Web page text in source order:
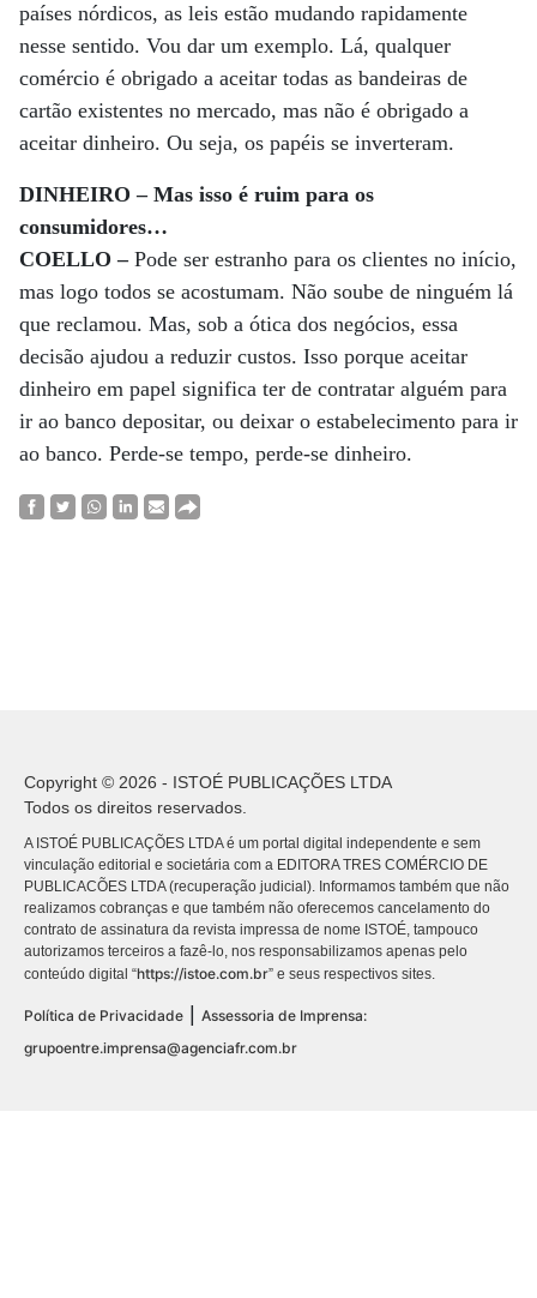
países nórdicos, as leis estão mudando rapidamente
nesse sentido. Vou dar um exemplo. Lá, qualquer
comércio é obrigado a aceitar todas as bandeiras de
cartão existentes no mercado, mas não é obrigado a
aceitar dinheiro. Ou seja, os papéis se inverteram.
DINHEIRO – Mas isso é ruim para os
consumidores…
COELLO – Pode ser estranho para os clientes no início,
mas logo todos se acostumam. Não soube de ninguém lá
que reclamou. Mas, sob a ótica dos negócios, essa
decisão ajudou a reduzir custos. Isso porque aceitar
dinheiro em papel significa ter de contratar alguém para
ir ao banco depositar, ou deixar o estabelecimento para ir
ao banco. Perde-se tempo, perde-se dinheiro.
Copyright © 2026 - ISTOÉ PUBLICAÇÕES LTDA
Todos os direitos reservados.
A ISTOÉ PUBLICAÇÕES LTDA é um portal digital independente e sem
vinculação editorial e societária com a EDITORA TRES COMÉRCIO DE
PUBLICACÕES LTDA (recuperação judicial). Informamos também que não
realizamos cobranças e que também não oferecemos cancelamento do
contrato de assinatura da revista impressa de nome ISTOÉ, tampouco
autorizamos terceiros a fazê-lo, nos responsabilizamos apenas pelo
conteúdo digital “https://istoe.com.br” e seus respectivos sites.
Política de Privacidade
Assessoria de Imprensa:
grupoentre.imprensa@agenciafr.com.br